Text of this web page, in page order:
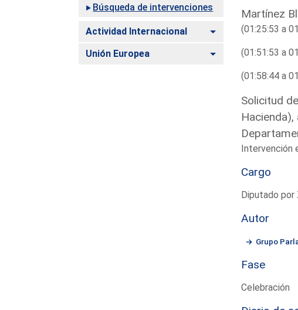
Búsqueda de intervenciones
Actividad Internacional Alternar
Unión Europea Alternar
Martínez
(01:25:53 a
(01:51:53 a
(01:58:44 a
Solicitud
Intervención
Cargo
Diputado por
Autor
Grupo
Fase
Celebración